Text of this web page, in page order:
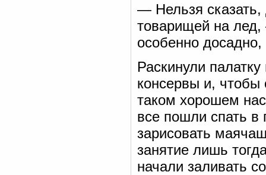
— Нельзя
товарищей на лед,
особенно
Раскинули
консервы и, чтобы
таком хорошем
все пошли спать в
зарисовать
занятие лишь
начали заливать